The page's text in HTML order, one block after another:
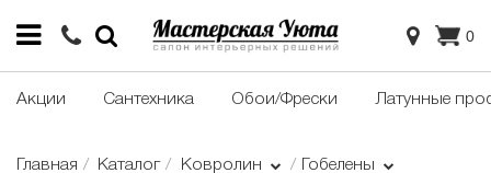
0
Акции Сантехника Обои/Фрески Латунные
Главная Каталог Ковролин Гобелены